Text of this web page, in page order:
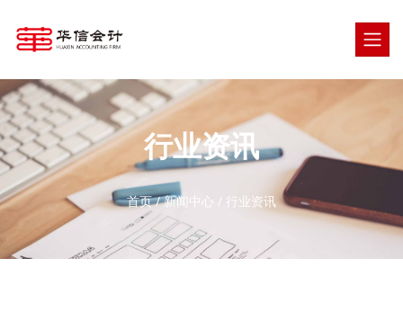
行业资讯
首页/新闻中心 / 行业资讯